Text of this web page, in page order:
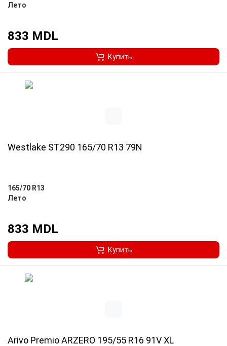
Лето
833 MDL
Купить
Westlake ST290 165/70 R13 79N
165/70 R13
Лето
833 MDL
Купить
Arivo Premio ARZERO 195/55 R16 91V XL